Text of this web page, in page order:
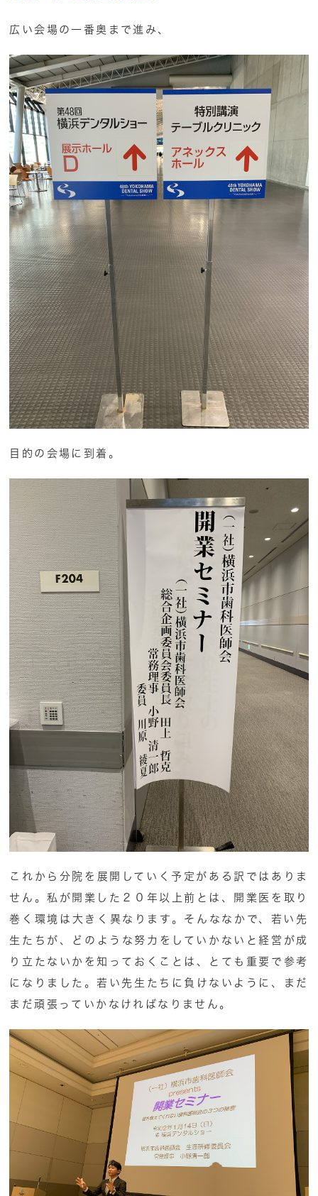
広い会場の一番奥まで進み、
目的の会場に到着。
これから分院を展開していく予定がある訳ではありま
せん。私が開業した２０年以上前とは、開業医を取り
巻く環境は大きく異なります。そんななかで、若い先
生たちが、どのような努力をしていかないと経営が成
り立たないかを知っておくことは、とても重要で参考
になりました。若い先生たちに負けないように、まだ
まだ頑張っていかなければなりません。